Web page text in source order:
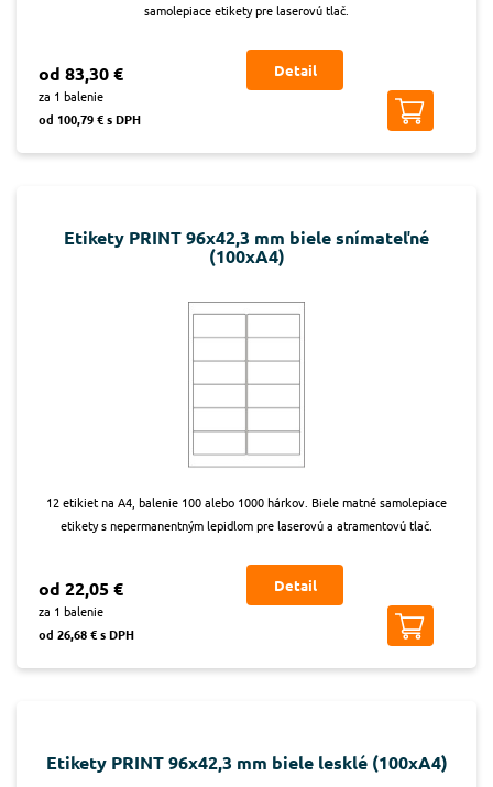
samolepiace etikety pre laserovú tlač.
od 83,30 €
za 1 balenie
od 100,79 € s DPH
Detail
Etikety PRINT 96x42,3 mm biele snímateľné
(100xA4)
12 etikiet na A4, balenie 100 alebo 1000 hárkov. Biele matné samolepiace
etikety s nepermanentným lepidlom pre laserovú a atramentovú tlač.
od 22,05 €
za 1 balenie
od 26,68 € s DPH
Detail
Etikety PRINT 96x42,3 mm biele lesklé (100xA4)